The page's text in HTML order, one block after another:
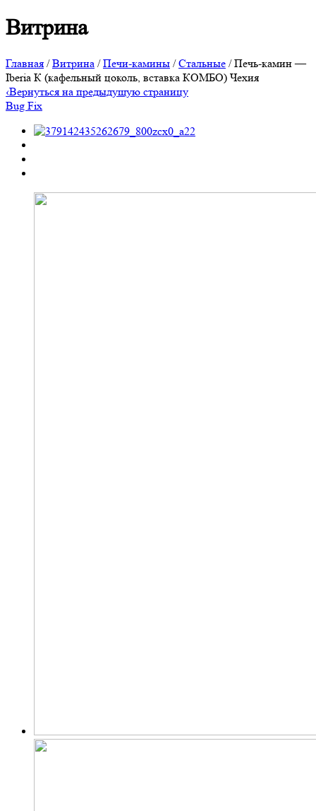
Витрина
Главная /Витрина /Печи-камины /Стальные / Печь-камин —
Iberia К (кафельный цоколь, вставка КОМБО) Чехия
‹Вернуться на предыдущую страницу
Bug Fix